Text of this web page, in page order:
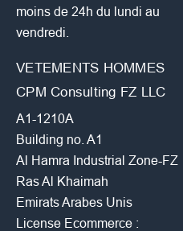
moins de 24h du lundi au
vendredi.
VETEMENTS HOMMES
CPM Consulting FZ LLC
A1-1210A
Building no. A1
Al Hamra Industrial Zone-FZ
Ras Al Khaimah
Emirats Arabes Unis
License Ecommerce :